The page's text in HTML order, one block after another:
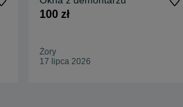
100 zł
Żory
17 lipca 2026